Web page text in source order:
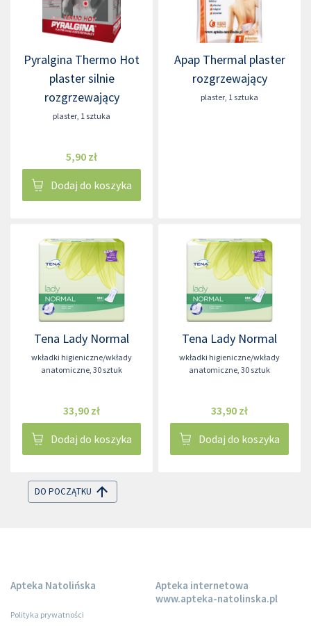
Pyralgina Thermo Hot
plaster silnie
rozgrzewający
plaster, 1 sztuka
5,90 zł
Dodaj do koszyka
Apap Thermal plaster
rozgrzewający
plaster, 1 sztuka
Tena Lady Normal
wkładki higieniczne/wkłady
anatomiczne, 30 sztuk
33,90 zł
Dodaj do koszyka
Tena Lady Normal
wkładki higieniczne/wkłady
anatomiczne, 30 sztuk
33,90 zł
Dodaj do koszyka
DO POCZĄTKU
Apteka Natolińska
Polityka prywatności
Apteka internetowa
www.apteka-natolinska.pl